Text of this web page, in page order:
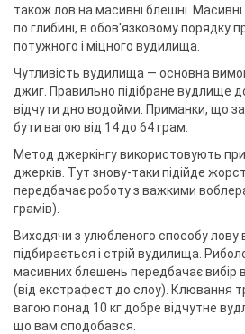
також лов на масивні блешні.
по глибині, в обов'язковому порядку
потужного і міцного вудилища.
Чутливість вудилища — основна
джиг. Правильно підібране вудлище
відчути дно водойми. Приманки, що
бути вагою від 14 до 64 грам.
Метод джеркінгу використовують при
джерків. Тут знову-таки підійде
передбачає роботу з важкими
грамів).
Виходячи з улюбленого способу лову
підбирається і стрій вудилища.
масивних блешень передбачає вибір
(від екстрафест до слоу). Клювання
вагою понад 10 кг добре відчутне
що вам сподобався.